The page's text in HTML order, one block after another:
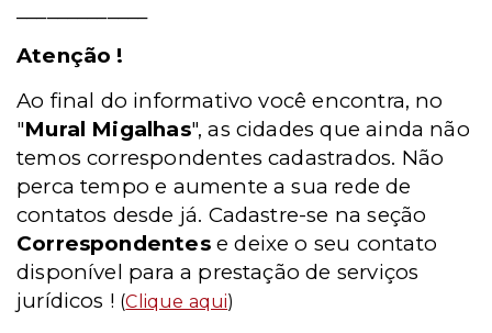
Atenção !
Ao final do informativo você encontra, no
"Mural Migalhas", as cidades que ainda não
temos correspondentes cadastrados. Não
perca tempo e aumente a sua rede de
contatos desde já. Cadastre-se na seção
Correspondentese deixe o seu contato
disponível para a prestação de serviços
jurídicos ! (Clique aqui)